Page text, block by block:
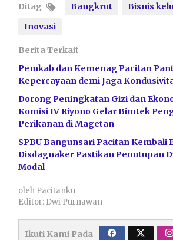
Ditag Bangkrut
Bisnis
Inovasi
Berita Terkait
Pemkab dan Kemenag Pacitan
Kepercayaan demi Jaga
Dorong Peningkatan Gizi dan
Komisi IV Riyono Gelar Bimtek
Perikanan di Magetan
SPBU Bangunsari Pacitan Kembali
Disdagnaker Pastikan Penutupan
Modal
oleh Pacitanku
Editor: Dwi Purnawan
Ikuti Kami Pada